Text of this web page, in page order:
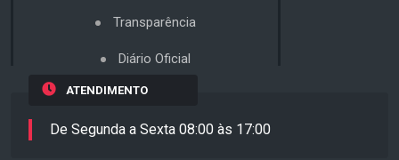
Transparência
Diário Oficial
ATENDIMENTO
De Segunda a Sexta 08:00 às 17:00